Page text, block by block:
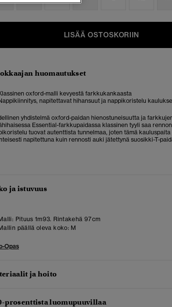
LISÄÄ OSTOSKORIIN
huomautukset
oxford-malli kevyestä farkkukankaasta
napitettavat hihansuut ja nappikoristelu
yhdistelmä oxford-paidan hienostuneisuutta ja
Essential-farkkupaidassa klassinen tyyli saa
tuovat autenttista tunnelmaa, joten tämä
napitettuna kuin rennosti auki jätettynä suosikki-T-
ja istuvuus
Pituus 1m93. Rintakehä 97cm
päällä oleva koko: M
Opas
ja hoito
prosenttista luomupuuvillaa